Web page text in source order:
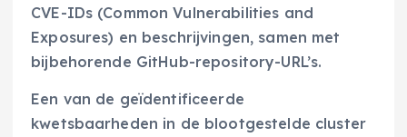
CVE-IDs (Common Vulnerabilities and
Exposures) en beschrijvingen, samen met
bijbehorende GitHub-repository-URL’s.
Een van de geïdentificeerde
kwetsbaarheden in de blootgestelde cluster